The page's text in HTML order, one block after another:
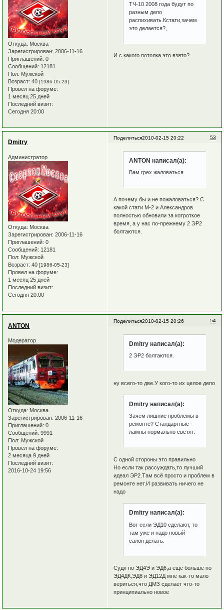
Откуда: Москва
Зарегистрирован: 2006-11-16
Приглашений: 0
Сообщений: 12181
Пол: Мужской
Возраст: 40[1986-05-23]
Провел на форуме:
1 месяц 25 дней
Последний визит:
Сегодня 20:00
ТЧ-10 2008 года будут по
разным депо
распихивать.Кстати,зачем
это делается?,
И с какого потолка это взято?
Поделиться 53
2010-02-15 20:22
Dmitry
Администратор
Откуда: Москва
Зарегистрирован: 2006-11-16
Приглашений: 0
Сообщений: 12181
Пол: Мужской
Возраст: 40[1986-05-23]
Провел на форуме:
1 месяц 25 дней
Последний визит:
Сегодня 20:00
ANTON написал(а):
Вам грех жаловаться
А почему бы и не пожаловаться? С
какой стати М-2 и Александров
полностью обновили за котроткое
время, а у нас по-прежнему 2 ЭР2
болтаются.
Поделиться 54
2010-02-15 20:26
ANTON
Модератор
Откуда: Москва
Зарегистрирован: 2006-11-16
Приглашений: 0
Сообщений: 9991
Пол: Мужской
Провел на форуме:
2 месяца 9 дней
Последний визит:
2016-10-24 19:56
Dmitry написал(а):
2 ЭР2 болтаются.
ну всего-то две.У кого-то их целое депо
Dmitry написал(а):
Зачем лишние проблемы в
ремонте? Стандартные
лампы нормально светят.
С одной стороны это правильно
Но если так рассуждать,то лучший
идеал ЭР2.Там всё просто и проблем в
ремонте нет.И развивать ничего не
надо
Dmitry написал(а):
Вот если ЭД10 сделают, то
там уже и надо новый
салон делать.
Судя по ЭД4Э и ЭД6,а ещё больше по
ЭД4ДК,ЭД8 и ЭД12Д мне как-то мало
вериться,что ДМЗ сделает что-то
принципиально новое